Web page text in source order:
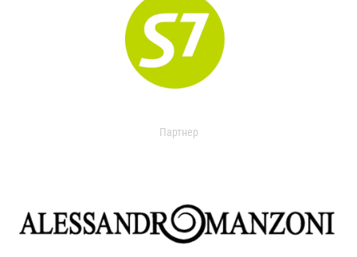
Партнер